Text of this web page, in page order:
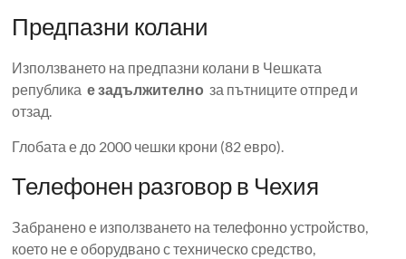
Предпазни колани
Използването на предпазни колани в Чешката
републикае задължително за пътниците отпред и
отзад.
Глобата е до 2000 чешки крони (82 евро).
Телефонен разговор в Чехия
Забранено е използването на телефонно устройство,
което не е оборудвано с техническо средство,